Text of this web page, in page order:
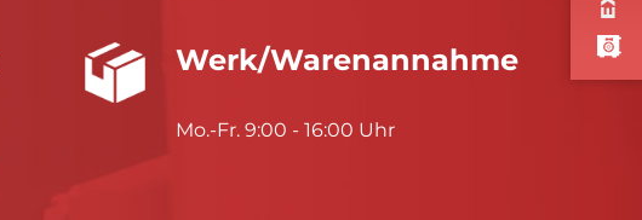
Werk/Warenannahme
Mo.-Fr. 9:00 - 16:00 Uhr